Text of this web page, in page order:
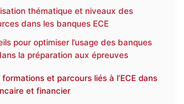
thématique et niveaux des
dans les banques ECE
pour optimiser l’usage des banques
la préparation aux épreuves
et parcours liés à l’ECE dans
et financier